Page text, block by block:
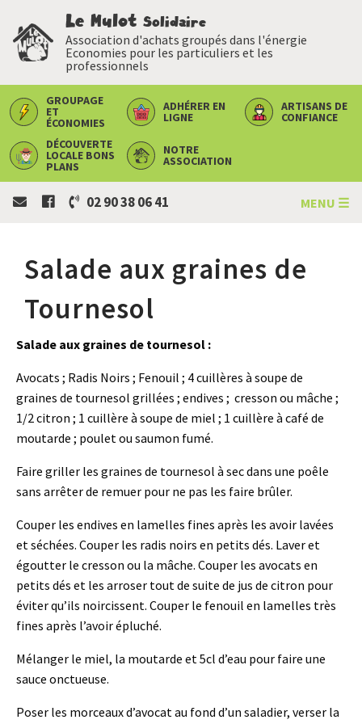
Le Mulot Solidaire
Association d'achats groupés dans l'énergie
Economies pour les particuliers et les
professionnels
GROUPAGE
ET
ÉCONOMIES
ADHÉRER EN
LIGNE
ARTISANS DE
CONFIANCE
DÉCOUVERTE
LOCALE BONS
PLANS
NOTRE
ASSOCIATION
02 90 38 06 41 MENU ☰
Salade aux graines de
Tournesol
Salade aux graines de tournesol :
Avocats ; Radis Noirs ; Fenouil ; 4 cuillères à soupe de
graines de tournesol grillées ; endives ; cresson ou mâche ;
1/2 citron ; 1 cuillère à soupe de miel ; 1 cuillère à café de
moutarde ; poulet ou saumon fumé.
Faire griller les graines de tournesol à sec dans une poêle
sans arrêter de remuer pour ne pas les faire brûler.
Couper les endives en lamelles fines après les avoir lavées
et séchées. Couper les radis noirs en petits dés. Laver et
égoutter le cresson ou la mâche. Couper les avocats en
petits dés et les arroser tout de suite de jus de citron pour
éviter qu’ils noircissent. Couper le fenouil en lamelles très
fines après l’avoir épluché.
Mélanger le miel, la moutarde et 5cl d’eau pour faire une
sauce onctueuse.
Poser les morceaux d’avocat au fond d’un saladier, verser la